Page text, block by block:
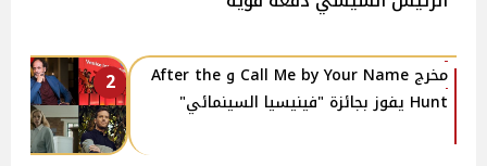
2
مخرج Call Me by Your Name و After the
Hunt يفوز بجائزة "فينيسيا السينمائي"